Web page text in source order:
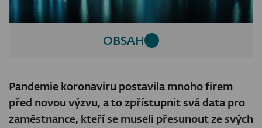
OBSAH
Pandemie koronaviru postavila mnoho firem
před novou výzvu, a to zpřístupnit svá data pro
zaměstnance, kteří se museli přesunout ze svých